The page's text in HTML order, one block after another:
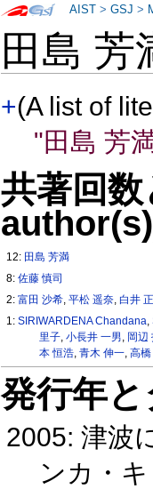
田島
+(A list of
"田島 芳
共著回
12: 田島 芳満
8:佐藤 慎司
2:富田 沙希,平松 遥奈,白井
1:SIRIWARDENA Chandana,
里子, 小長井 一男, 岡辺
本 恒浩, 青木 伸一, 高
発行年
2005: 津波
ンカ・
AIST >GSJ >